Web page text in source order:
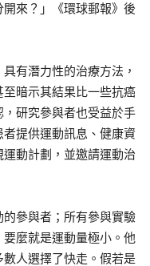
來？」《環球郵報》後
有潛力性的治療方法，
暗示其結果比一些抗癌
研究參與者也受益於手
提供運動訊息、健康資
動計劃，並邀請運動治
參與者；所有參與實驗
麼就是運動量極小。他
人選擇了快走。假若是